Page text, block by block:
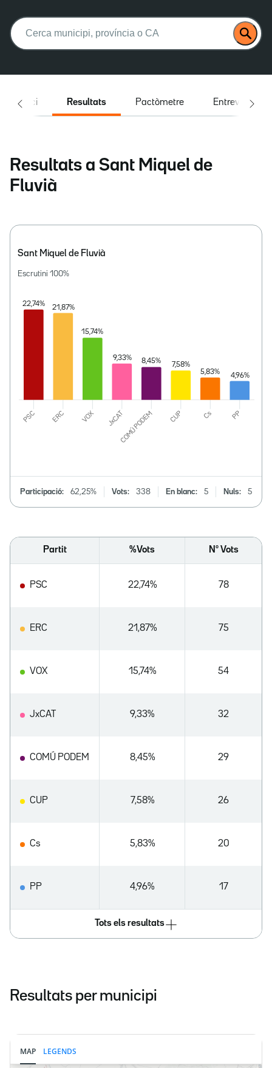
Buscar:
Inici Resultats Pactòmetre Entrevistes
Resultats a Sant Miquel de
Fluvià
Sant Miquel de Fluvià
Escrutini 100%
Participació: 62,25% Vots: 338 En blanc: 5 Nuls: 5
Partit %Vots Nº Vots
PSC 22,74% 78
ERC 21,87% 75
VOX 15,74% 54
JxCAT 9,33% 32
COMÚ PODEM 8,45% 29
CUP 7,58% 26
Cs 5,83% 20
PP 4,96% 17
Tots els resultats
Resultats per municipi